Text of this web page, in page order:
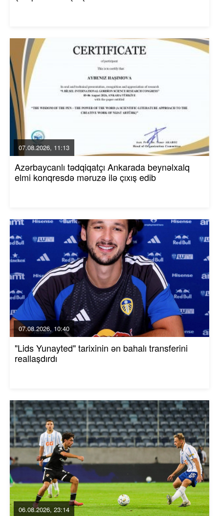
07.08.2026, 11:13
Azərbaycanlı tədqiqatçı Ankarada beynəlxalq
elmi konqresdə məruzə ilə çıxış edib
07.08.2026, 10:40
"Lids Yunayted" tarixinin ən bahalı transferini
reallaşdırdı
06.08.2026, 23:14